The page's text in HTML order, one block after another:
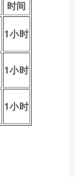
时间
1小时
1小时
1小时